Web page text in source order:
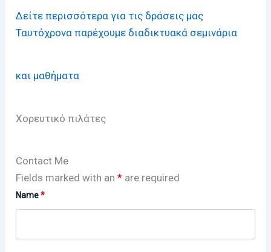
Δείτε περισσότερα για τις δράσεις μας
Ταυτόχρονα παρέχουμε διαδικτυακά σεμινάρια
και μαθήματα
Χορευτικό πιλάτες
Contact Me
Fields marked with an* are required
Name*